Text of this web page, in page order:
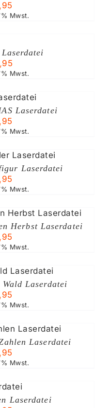
Mwst.
Mwst.
Laserdatei
Mwst.
Laserdatei
Mwst.
Herbst Laserdatei
Mwst.
Laserdatei
Mwst.
Laserdatei
Mwst.
Laserdatei